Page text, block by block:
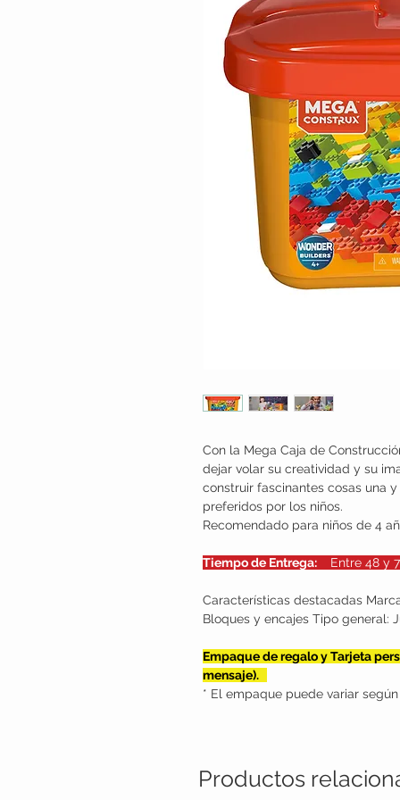
Con la Mega Caja de
dejar volar su creatividad y su
construir fascinantes cosas una
preferidos por los niños.
Recomendado para niños de 4
Tiempo de Entrega:
Características destacadas
Bloques y encajes Tipo general:
Empaque de regalo y Tarjeta
mensaje).
* El empaque puede variar
Productos